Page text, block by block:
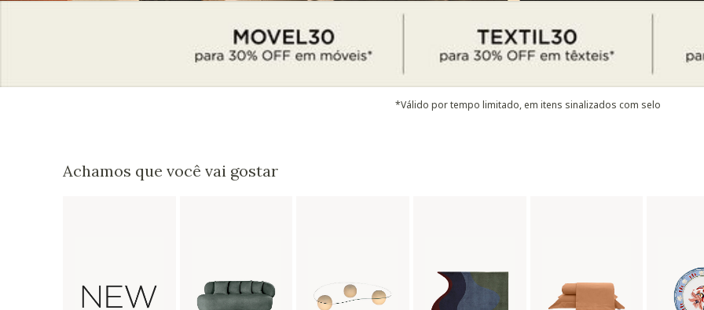
*Válido por tempo limitado, em itens sinalizados com selo
Achamos que você vai gostar